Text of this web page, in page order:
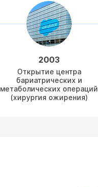
2003
Открытие центра
бариатрических и
метаболических операций
(хирургия ожирения)